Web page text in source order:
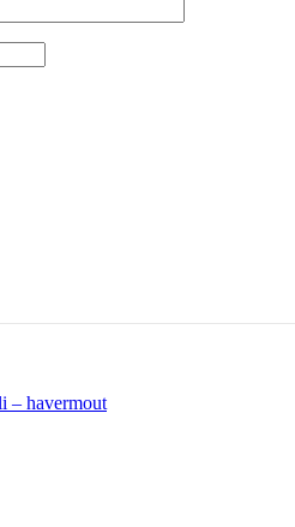
– havermout